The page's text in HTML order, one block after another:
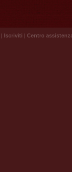
| Iscriviti | Centro